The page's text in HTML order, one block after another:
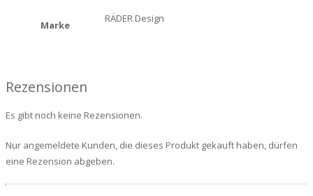
Marke
RÄDER Design
Rezensionen
Es gibt noch keine Rezensionen.
Nur angemeldete Kunden, die dieses Produkt gekauft haben, dürfen
eine Rezension abgeben.